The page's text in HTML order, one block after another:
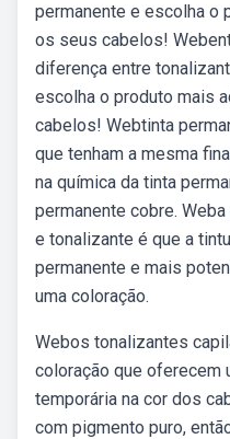
permanente e escolha o
os seus cabelos!
diferença entre
escolha o produto mais
cabelos! Webtinta
que tenham a mesma
na química da tinta
permanente cobre.
e tonalizante é que a
permanente e mais
uma coloração.
Webos tonalizantes
coloração que oferecem
temporária na cor dos
com pigmento puro,